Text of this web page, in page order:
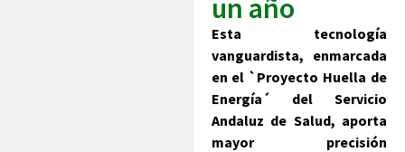
un año
Esta tecnología
vanguardista, enmarcada
en el `Proyecto Huella de
Energía´ del Servicio
Andaluz de Salud, aporta
mayor precisión